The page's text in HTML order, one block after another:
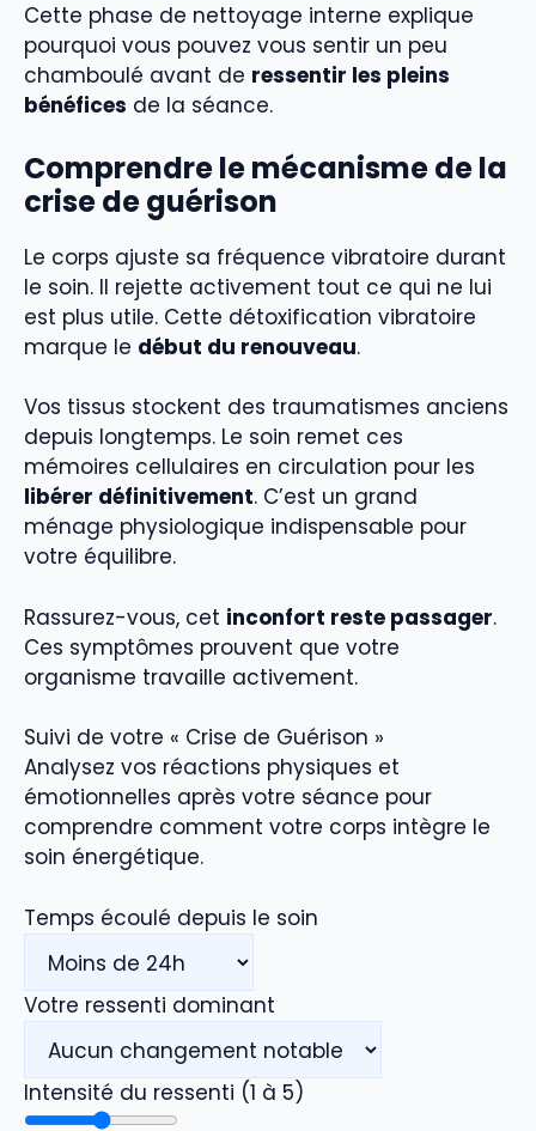
Cette phase de nettoyage interne explique
pourquoi vous pouvez vous sentir un peu
chamboulé avant de ressentir les pleins
bénéfices de la séance.
Comprendre le mécanisme de la
crise de guérison
Le corps ajuste sa fréquence vibratoire durant
le soin. Il rejette activement tout ce qui ne lui
est plus utile. Cette détoxification vibratoire
marque le début du renouveau.
Vos tissus stockent des traumatismes anciens
depuis longtemps. Le soin remet ces
mémoires cellulaires en circulation pour les
libérer définitivement. C’est un grand
ménage physiologique indispensable pour
votre équilibre.
Rassurez-vous, cet inconfort reste passager.
Ces symptômes prouvent que votre
organisme travaille activement.
Suivi de votre « Crise de Guérison »
Analysez vos réactions physiques et
émotionnelles après votre séance pour
comprendre comment votre corps intègre le
soin énergétique.
Temps écoulé depuis le soin
Votre ressenti dominant
Intensité du ressenti (1 à 5)